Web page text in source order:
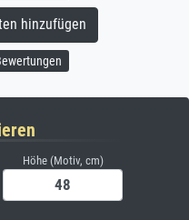
hinzufügen
Höhe (Motiv, cm)